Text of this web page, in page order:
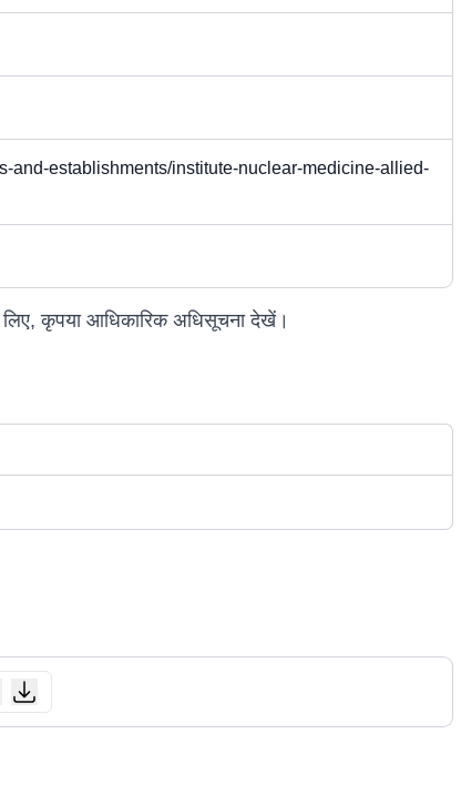
and-establishments/institute-nuclear-medicine-allied-
लिए, कृपया आधिकारिक अधिसूचना देखें।